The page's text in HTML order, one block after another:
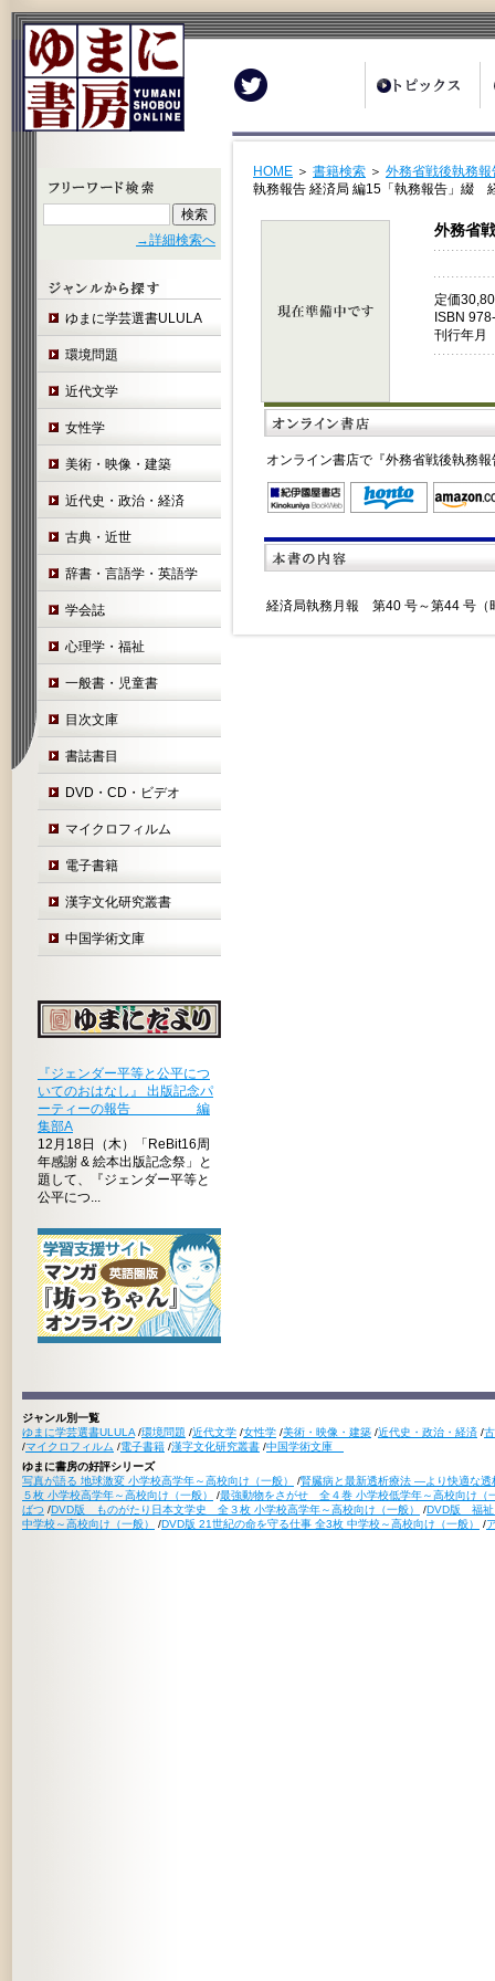
→詳細検索へ
ゆまに学芸選書ULULA
環境問題
近代文学
女性学
美術・映像・建築
近代史・政治・経済
古典・近世
辞書・言語学・英語学
学会誌
心理学・福祉
一般書・児童書
目次文庫
書誌書目
DVD・CD・ビデオ
マイクロフィルム
電子書籍
漢字文化研究叢書
中国学術文庫
『ジェンダー平等と公平につ
いてのおはなし』 出版記念パ
ーティーの報告 編
集部A
12月18日（木）「ReBit16周
年感謝 & 絵本出版記念祭」と
題して、『ジェンダー平等と
公平につ...
HOME ＞ 書籍検索 ＞ 外務省戦後執務
執務報告 経済局 編15「執務報告」綴
外務省
定価
ISBN
刊行年月
オンライン書店で『外務省戦後執務
経済局執務月報 第40 号～第44 号（
ジャンル別一覧
ゆまに学芸選書ULULA /環境問題 /近代文学 /女性学 /美術・映像・建築 /近代史・政治・経済 /
/マイクロフィルム /電子書籍 /漢字文化研究叢書 /中国学術文庫
ゆまに書房の好評シリーズ
写真が語る 地球激変 小学校高学年～高校向け（一般）
/腎臓病と最新透析療法 ―より快適な
５枚 小学校高学年～高校向け（一般）
/最強動物をさがせ 全４巻 小学校低学年～高校向け（
ばつ /DVD版 ものがたり日本文学史 全３枚 小学校高学年～高校向け（一般） /DVD版 福祉
中学校～高校向け（一般）
/DVD版 21世紀の命を守る仕事 全3枚 中学校～高校向け（一般） /